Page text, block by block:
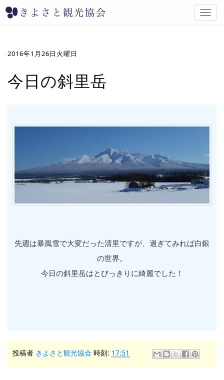
T
o
a
o
n
2016年1月26日火曜日
今日の斜里岳
先週は暴風雪で大変だった清里ですが、過ぎてみれば白銀
の世界。
今日の斜里岳はとびっきりに綺麗でした！
投稿者 きよさと観光協会 時刻: 17:51